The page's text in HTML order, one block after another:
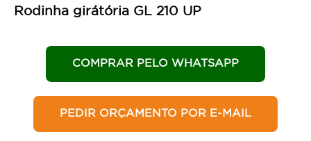
Rodinha girátória GL 210 UP
COMPRAR PELO WHATSAPP
PEDIR ORÇAMENTO POR E-MAIL